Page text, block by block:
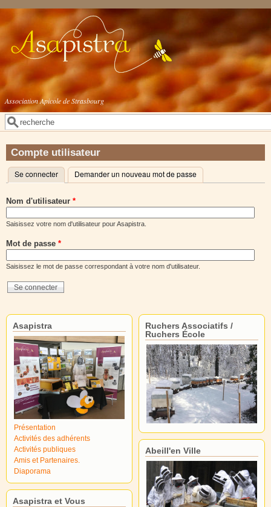
Aller au contenu principal
Association Apicole de Strasbourg
Formulaire de recherche
Rechercher
Compte utilisateur
Onglets principaux
Se connecter (onglet actif)
Demander un nouveau mot de passe
Nom d'utilisateur *
Saisissez votre nom d'utilisateur pour Asapistra.
Mot de passe *
Saisissez le mot de passe correspondant à votre nom d'utilisateur.
Asapistra
Présentation
Activités des adhérents
Activités publiques
Amis et Partenaires.
Diaporama
Asapistra et Vous
Ruchers Associatifs /
Ruchers École
Abeill'en Ville